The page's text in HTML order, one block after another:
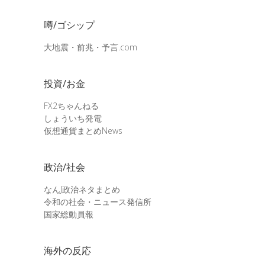
噂/ゴシップ
大地震・前兆・予言.com
投資/お金
FX2ちゃんねる
しょういち発電
仮想通貨まとめNews
政治/社会
なんJ政治ネタまとめ
令和の社会・ニュース発信所
国家総動員報
海外の反応